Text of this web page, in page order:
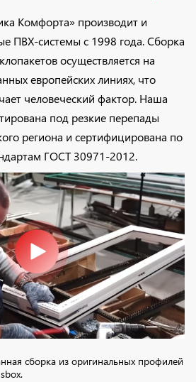
Комфорта» производит и
ПВХ-системы с 1998 года. Сборка
осуществляется на
европейских линиях, что
человеческий фактор. Наша
под резкие перепады
региона и сертифицирована по
ГОСТ 30971-2012.
сборка из оригинальных профилей